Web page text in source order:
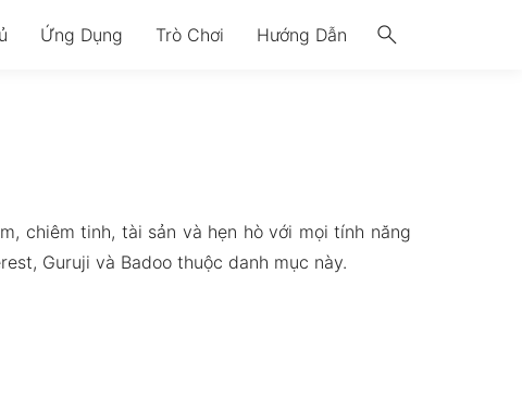
search
Ứng Dụng Trò Chơi Hướng Dẫn
chiêm tinh, tài sản và hẹn hò với mọi tính năng
Guruji và Badoo thuộc danh mục này.